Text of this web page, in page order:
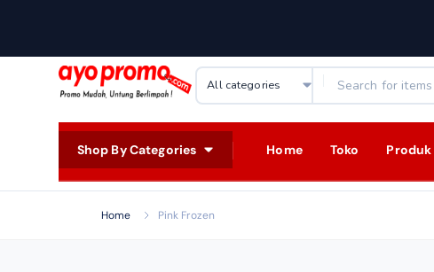
Shop By Categories Home Toko Produk
Home Pink Frozen